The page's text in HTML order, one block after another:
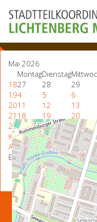
Mai 2026
MontagDienstag
1827 28 29
194 5 6
2011 12 13
21 18 19 20
22 25 26 27
Kiezfonds
Alle Kategorien ...
Events aller Kategorien